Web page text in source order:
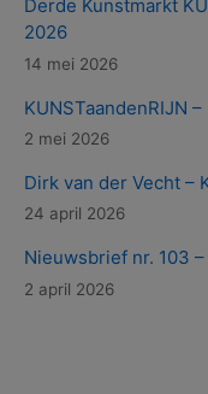
Derde Kunstmarkt
2026
14 mei 2026
KUNSTaandenRIJN
2 mei 2026
Dirk van der Vecht –
24 april 2026
Nieuwsbrief nr. 103
2 april 2026